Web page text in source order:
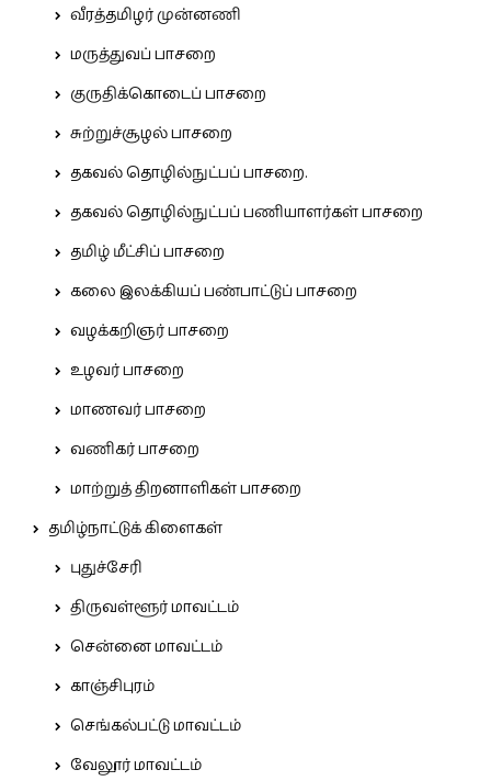
வீரத்தமிழர் முன்னணி
மருத்துவப் பாசறை
குருதிக்கொடைப் பாசறை
சுற்றுச்சூழல் பாசறை
தகவல் தொழில்நுட்பப் பாசறை.
தகவல் தொழில்நுட்பப் பணியாளர்கள் பாசறை
தமிழ் மீட்சிப் பாசறை
கலை இலக்கியப் பண்பாட்டுப் பாசறை
வழக்கறிஞர் பாசறை
உழவர் பாசறை
மாணவர் பாசறை
வணிகர் பாசறை
மாற்றுத் திறனாளிகள் பாசறை
தமிழ்நாட்டுக் கிளைகள்
புதுச்சேரி
திருவள்ளூர் மாவட்டம்
சென்னை மாவட்டம்
காஞ்சிபுரம்
செங்கல்பட்டு மாவட்டம்
வேலூர் மாவட்டம்